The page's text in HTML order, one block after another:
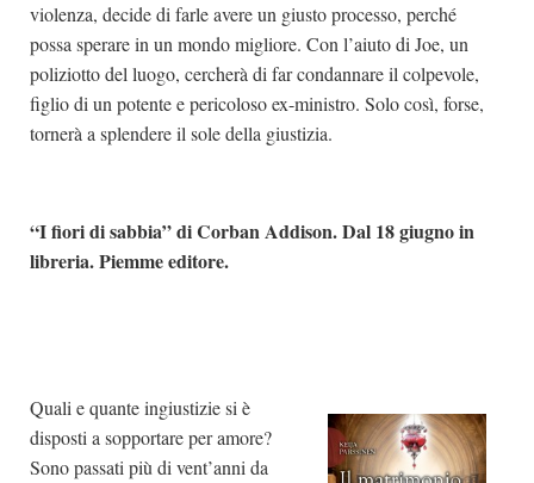
A Tutto Volume
Salone di Torino
Marketing
violenza, decide di farle avere un giusto processo, perché
possa sperare in un mondo migliore. Con l’aiuto di Joe, un
poliziotto del luogo, cercherà di far condannare il colpevole,
figlio di un potente e pericoloso ex-ministro. Solo così, forse,
tornerà a splendere il sole della giustizia.
“I fiori di sabbia” di Corban Addison. Dal 18 giugno in
libreria. Piemme editore.
Quali e quante ingiustizie si è
disposti a sopportare per amore?
Sono passati più di vent’anni da